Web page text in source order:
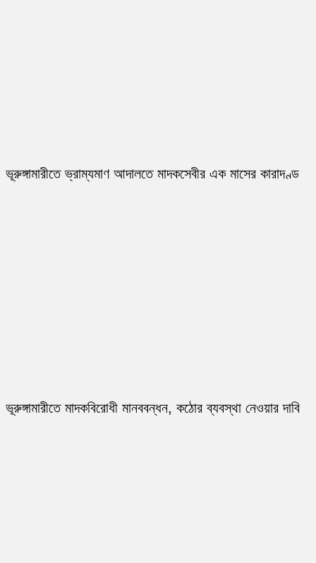
ভূরুঙ্গামারীতে ভ্রাম্যমাণ আদালতে মাদকসেবীর এক মাসের কারাদণ্ড
ভূরুঙ্গামারীতে মাদকবিরোধী মানববন্ধন, কঠোর ব্যবস্থা নেওয়ার দাবি